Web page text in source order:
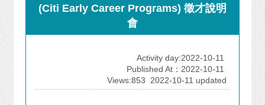
(Citi Early Career Programs) 徵才說明
會
Activity day:2022-10-11
Published At：2022-10-11
Views:853
2022-10-11 updated